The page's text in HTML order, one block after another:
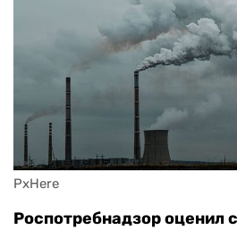
PxHere
Роспотребнадзор оценил